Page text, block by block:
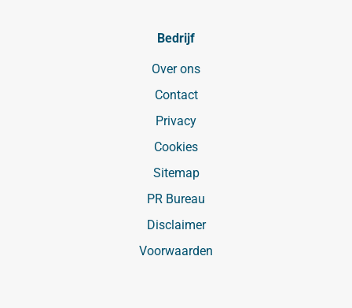
Bedrijf
Over ons
Contact
Privacy
Cookies
Sitemap
PR Bureau
Disclaimer
Voorwaarden